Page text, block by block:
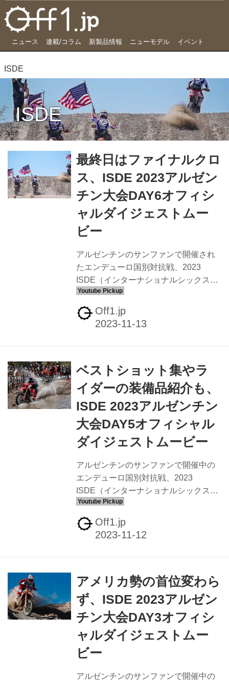
ニュース 連載/コラム 新製品情報 ニューモデル イベント
ISDE
ISDE
最終日はファイナルクロ
ス、ISDE 2023アルゼン
チン大会DAY6オフィシ
ャルダイジェストムー
ビー
アルゼンチンのサンファンで開催され
たエンデューロ国別対抗戦、2023
ISDE（インターナショナルシックスデ
イズエンデューロ）もいよいよDAY6を
迎えています。最終日はCIRCUITO
INTERNACIONAL ASERでファイナル
フィーではファイナルクロスの結果で
フランスが勝者に。 エンデューロファ
ンが熱くなる最高の6日間、ISDE 2023
アルゼンチン大会DAY1オフィシャルダ
イジェストムービー - Off1.jp（オフワ
ン・ドット・ジェイピー） アルゼンチ
ンのサンファンで開催中...
Off1.jp
ベストショット集やラ
イダーの装備品紹介も、
ISDE 2023アルゼンチン
大会DAY5オフィシャル
ダイジェストムービー
アルゼンチンのサンファンで開催中の
エンデューロ国別対抗戦、2023
ISDE（インターナショナルシックスデ
イズエンデューロ）DAY5のオフィシャ
ルダイジェストムービーが公開されて
います。ワールドトロフィーはアメリ
ロフィーではスウェーデンが22分もの
リードを築いています。ベストショッ
ト集やパルクフェルメシーン、ライダ
ーたちの装備品紹介などもあわせてど
うぞ。
//www.youtube.com/embed/cXfM21tijQ
w?rel=0&loop=0&controls=1 //ww...
Off1.jp
アメリカ勢の首位変わら
ず、ISDE 2023アルゼン
チン大会DAY3オフィシ
ャルダイジェストムー
ビー
アルゼンチンのサンファンで開催中の